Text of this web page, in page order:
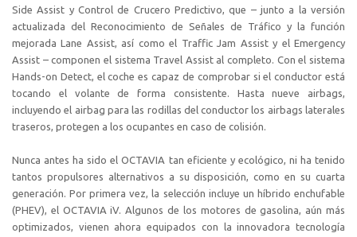
Side Assist y Control de Crucero Predictivo, que – junto a la versión
actualizada del Reconocimiento de Señales de Tráfico y la función
mejorada Lane Assist, así como el Traffic Jam Assist y el Emergency
Assist – componen el sistema Travel Assist al completo. Con el sistema
Hands-on Detect, el coche es capaz de comprobar si el conductor está
tocando el volante de forma consistente. Hasta nueve airbags,
incluyendo el airbag para las rodillas del conductor los airbags laterales
traseros, protegen a los ocupantes en caso de colisión.
Nunca antes ha sido el OCTAVIA tan eficiente y ecológico, ni ha tenido
tantos propulsores alternativos a su disposición, como en su cuarta
generación. Por primera vez, la selección incluye un híbrido enchufable
(PHEV), el OCTAVIA iV. Algunos de los motores de gasolina, aún más
optimizados, vienen ahora equipados con la innovadora tecnología